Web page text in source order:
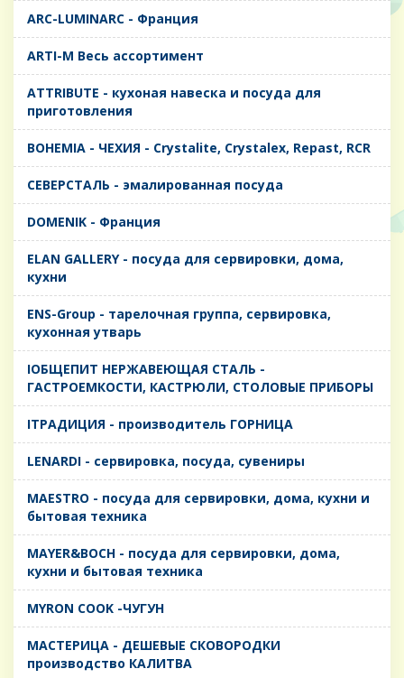
ARC-LUMINARC - Франция
ARTI-M Весь ассортимент
ATTRIBUTE - кухоная навеска и посуда для
приготовления
BOHEMIA - ЧЕХИЯ - Crystalite, Crystalex, Repast, RCR
CЕВЕРСТАЛЬ - эмалированная посуда
DOMENIK - Франция
ELAN GALLERY - посуда для сервировки, дома,
кухни
ENS-Group - тарелочная группа, сервировка,
кухонная утварь
IОБЩЕПИТ НЕРЖАВЕЮЩАЯ СТАЛЬ -
ГАСТРОЕМКОСТИ, КАСТРЮЛИ, СТОЛОВЫЕ ПРИБОРЫ
IТРАДИЦИЯ - производитель ГОРНИЦА
LENARDI - сервировка, посуда, сувениры
MAESTRO - посуда для сервировки, дома, кухни и
бытовая техника
MAYER&BOCH - посуда для сервировки, дома,
кухни и бытовая техника
MYRON COOK -ЧУГУН
MАСТЕРИЦА - ДЕШЕВЫЕ СКОВОРОДКИ
производство КАЛИТВА